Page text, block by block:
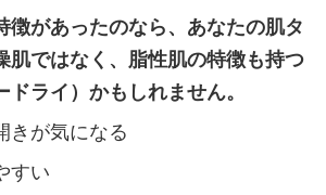
徴があったのなら、あなたの肌タ
肌ではなく、脂性肌の特徴も持つ
ライ）かもしれません。
きが気になる
すい